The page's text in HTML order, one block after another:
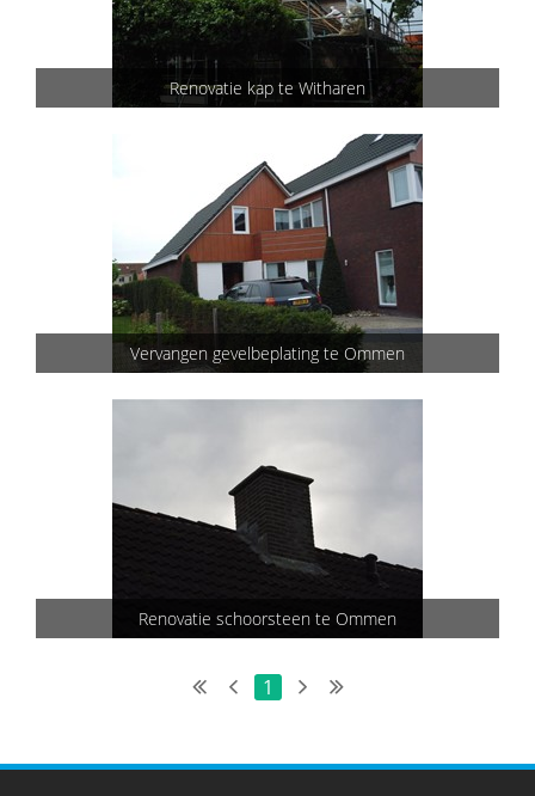
Renovatie kap te Witharen
Vervangen gevelbeplating te Ommen
Renovatie schoorsteen te Ommen
1